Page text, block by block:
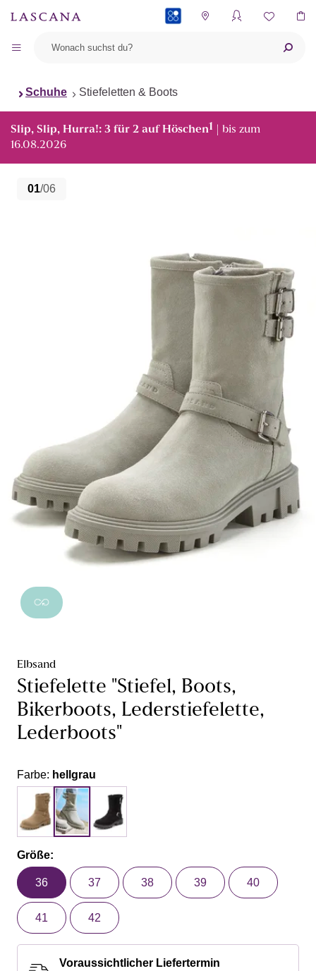
Schuhe Stiefeletten & Boots
Slip, Slip, Hurra!: 3 für 2 auf Höschen1 | bis zum
16.08.2026
01/06
Elbsand
Stiefelette "Stiefel, Boots,
Bikerboots, Lederstiefelette,
Lederboots"
Farbe: hellgrau
Größe:
36 37 38 39 40
41 42
Voraussichtlicher Liefertermin